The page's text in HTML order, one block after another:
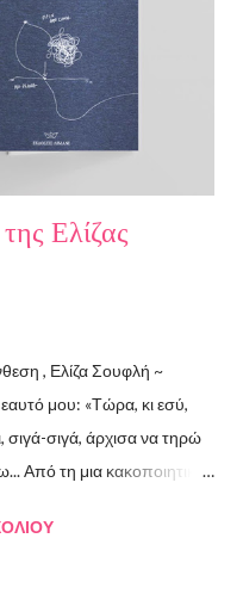
Ελίζας
, Ελίζα Σουφλή ~
μου: «Τώρα, κι εσύ,
σιγά-σιγά, άρχισα να τηρώ
Από τη μια κακοποιητική
από ταμπέλες που